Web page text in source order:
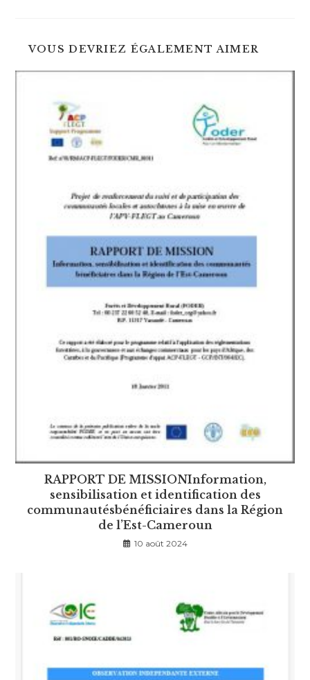
VOUS DEVRIEZ ÉGALEMENT AIMER
RAPPORT DE MISSIONInformation,
sensibilisation et identification des
communautésbénéficiaires dans la Région
de l’Est-Cameroun
10 août 2024